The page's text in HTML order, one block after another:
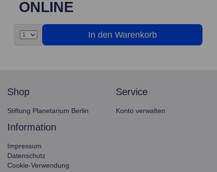
ONLINE
shop
Stiftung Planetarium Berlin
service
Konto verwalten
information
Impressum
Datenschutz
Cookie-Verwendung